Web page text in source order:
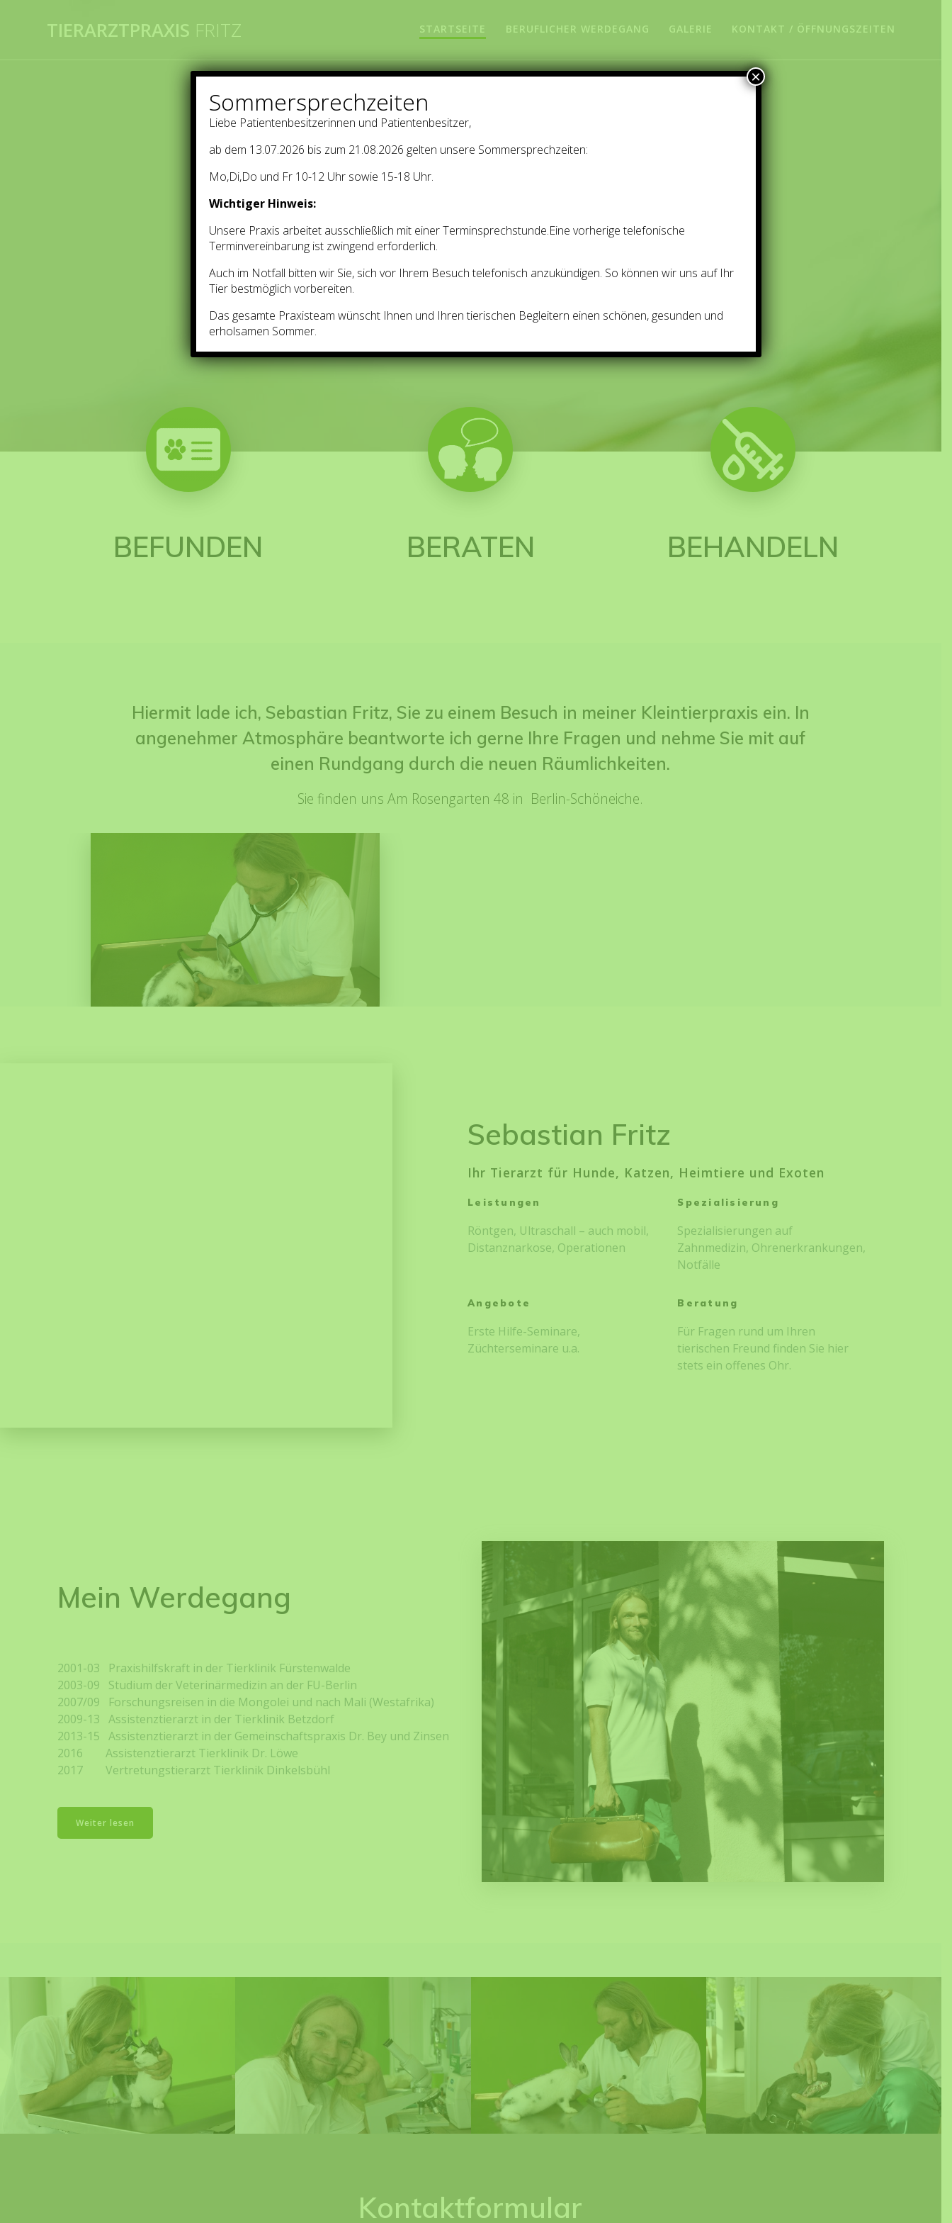
TIERARZTPRAXIS FRITZ STARTSEITE BERUFLICHER WERDEGANG GALERIE KONTAKT / ÖFFNUNGSZEITEN
BEFUNDEN BERATEN BEHANDELN
Hiermit lade ich, Sebastian Fritz, Sie zu einem Besuch in meiner Kleintierpraxis ein. In
angenehmer Atmosphäre beantworte ich gerne Ihre Fragen und nehme Sie mit auf
einen Rundgang durch die neuen Räumlichkeiten.
Sie finden uns Am Rosengarten 48 in Berlin-Schöneiche.
Sebastian Fritz
Ihr Tierarzt für Hunde, Katzen, Heimtiere und Exoten
Leistungen
Röntgen, Ultraschall – auch mobil,
Distanznarkose, Operationen
Spezialisierung
Spezialisierungen auf
Zahnmedizin, Ohrenerkrankungen,
Notfälle
Angebote
Erste Hilfe-Seminare,
Züchterseminare u.a.
Beratung
Für Fragen rund um Ihren
tierischen Freund finden Sie hier
stets ein offenes Ohr.
Mein Werdegang
2001-03 Praxishilfskraft in der Tierklinik Fürstenwalde
2003-09 Studium der Veterinärmedizin an der FU-Berlin
2007/09 Forschungsreisen in die Mongolei und nach Mali (Westafrika)
2009-13 Assistenztierarzt in der Tierklinik Betzdorf
2013-15 Assistenztierarzt in der Gemeinschaftspraxis Dr. Bey und Zinsen
2016 Assistenztierarzt Tierklinik Dr. Löwe
2017 Vertretungstierarzt Tierklinik Dinkelsbühl
Weiter lesen
Kontaktformular
Sommersprechzeiten
Liebe Patientenbesitzerinnen und Patientenbesitzer,
ab dem 13.07.2026 bis zum 21.08.2026 gelten unsere Sommersprechzeiten:
Mo,Di,Do und Fr 10-12 Uhr sowie 15-18 Uhr.
Wichtiger Hinweis:
Unsere Praxis arbeitet ausschließlich mit einer Terminsprechstunde.Eine vorherige telefonische
Terminvereinbarung ist zwingend erforderlich.
Auch im Notfall bitten wir Sie, sich vor Ihrem Besuch telefonisch anzukündigen. So können wir uns auf Ihr
Tier bestmöglich vorbereiten.
Das gesamte Praxisteam wünscht Ihnen und Ihren tierischen Begleitern einen schönen, gesunden und
erholsamen Sommer.
×